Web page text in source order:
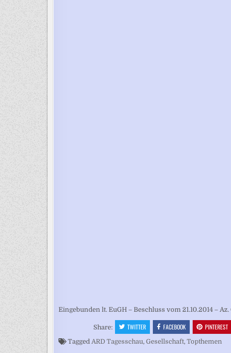
Eingebunden lt. EuGH – Beschluss vom 21.10.2014 – Az.
Share: TWITTER FACEBOOK PINTEREST
Tagged ARD Tagesschau, Gesellschaft, Topthemen